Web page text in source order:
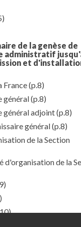
de la genèse de
administratif
et
France(p.8)
général(p.8)
général adjoint(p.8)
général(p.8)
de la Section
d'organisation de la